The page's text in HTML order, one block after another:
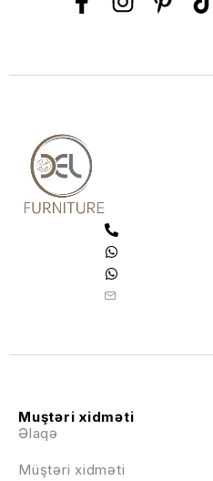
Muştəri xidməti
Əlaqə
Müştəri xidməti